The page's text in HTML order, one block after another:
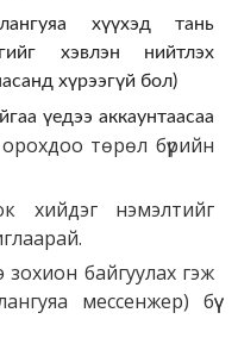
хүүхэд тань
хэвлэн нийтлэх
хүрээгүй бол)
үедээ аккаунтаасаа
орохдоо төрөл бүрийн
хийдэг нэмэлтийг
байгуулах гэж
мессенжер) бүү